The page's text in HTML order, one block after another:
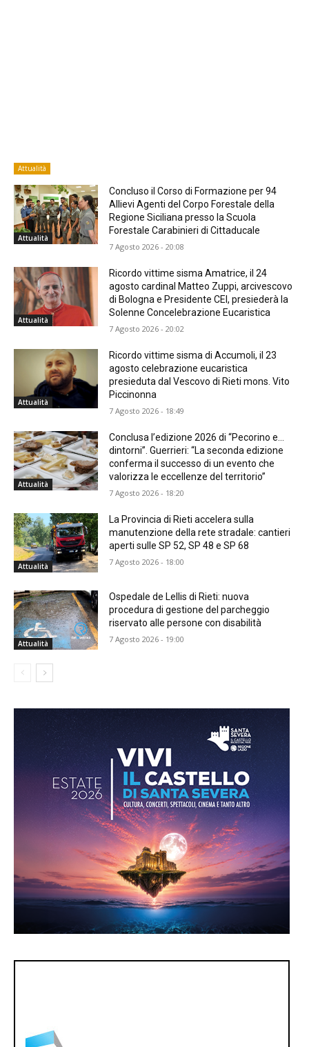
Attualità
Attualità
Concluso il Corso di Formazione per 94
Allievi Agenti del Corpo Forestale della
Regione Siciliana presso la Scuola
Forestale Carabinieri di Cittaducale
7 Agosto 2026 - 20:08
Attualità
Ricordo vittime sisma Amatrice, il 24
agosto cardinal Matteo Zuppi, arcivescovo
di Bologna e Presidente CEI, presiederà la
Solenne Concelebrazione Eucaristica
7 Agosto 2026 - 20:02
Attualità
Ricordo vittime sisma di Accumoli, il 23
agosto celebrazione eucaristica
presieduta dal Vescovo di Rieti mons. Vito
Piccinonna
7 Agosto 2026 - 18:49
Attualità
Conclusa l’edizione 2026 di “Pecorino e…
dintorni”. Guerrieri: “La seconda edizione
conferma il successo di un evento che
valorizza le eccellenze del territorio”
7 Agosto 2026 - 18:20
Attualità
La Provincia di Rieti accelera sulla
manutenzione della rete stradale: cantieri
aperti sulle SP 52, SP 48 e SP 68
7 Agosto 2026 - 18:00
Attualità
Ospedale de Lellis di Rieti: nuova
procedura di gestione del parcheggio
riservato alle persone con disabilità
7 Agosto 2026 - 19:00